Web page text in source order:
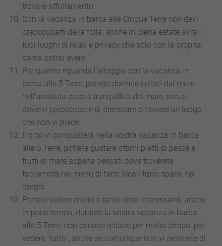
trovare affollamento.
Con la vacanza in barca alle Cinque Terre non devi
preoccuparti della folla, anche in piena estate avrai i
tuoi luoghi di relax e privacy che solo con la propria
barca potrai avere.
Per quanto riguarda l’alloggio con la vacanza in
barca alle 5 Terre, potrete dormire cullati dal mare
nell’assoluta pace e tranquillità del mare, senza
dovervi preoccupare di prenotare o trovare un luogo
che non vi piace.
Il cibo vi conquisterà nella vostra vacanza in barca
alle 5 Terre, potrete gustare ottimi piatti di pesce e
frutti di mare appena pescati dove troverete
facilemnte nei menù di tanti locali tipici sparsi nei
borghi.
Potrete vedere molto e tante cose interessanti, anche
in poco tempo, durante la vostra vacanza in barca
alle 5 Terre, non occorre restare per molto tempo, per
vedere “tutto”, anche se comunque non vi pentirete di